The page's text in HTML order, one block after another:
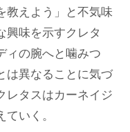
教えよう」と不気味
興味を示すクレタ
ィの腕へと噛みつ
は異なることに気づ
タスはカーネイジ
いく。